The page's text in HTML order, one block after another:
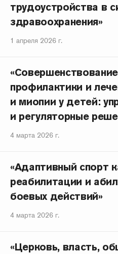
трудоустройства в
здравоохранения»
1 апреля 2026 г.
профилактики и
и миопии у детей:
и регуляторные
4 марта 2026 г.
«Адаптивный спорт
реабилитации и
боевых действий»
4 марта 2026 г.
«Церковь, власть,